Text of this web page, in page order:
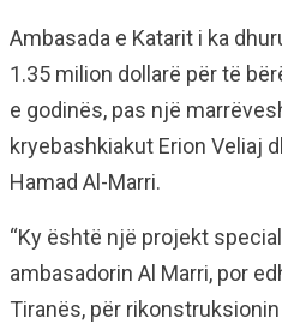
Ambasada e Katarit i ka
1.35 milion dollarë për të
e godinës, pas një
kryebashkiakut Erion Veliaj
Hamad Al-Marri.
“Ky është një projekt
ambasadorin Al Marri, por
Tiranës, për